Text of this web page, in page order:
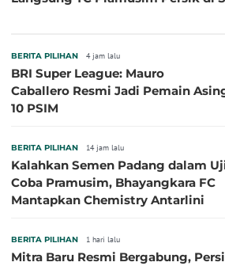
BERITA PILIHAN 4 jam lalu
BRI Super League: Mauro
Caballero Resmi Jadi Pemain
10 PSIM
BERITA PILIHAN 14 jam lalu
Kalahkan Semen Padang dalam
Coba Pramusim, Bhayangkara FC
Mantapkan Chemistry Antarlini
BERITA PILIHAN 1 hari lalu
Mitra Baru Resmi Bergabung,